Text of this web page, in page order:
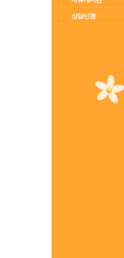
상담신청